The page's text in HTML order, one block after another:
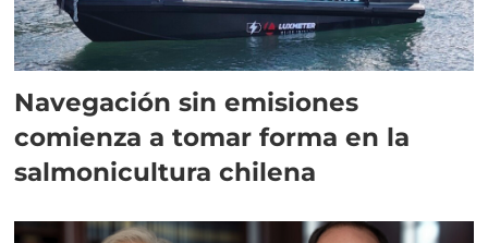
Navegación sin emisiones
comienza a tomar forma en la
salmonicultura chilena